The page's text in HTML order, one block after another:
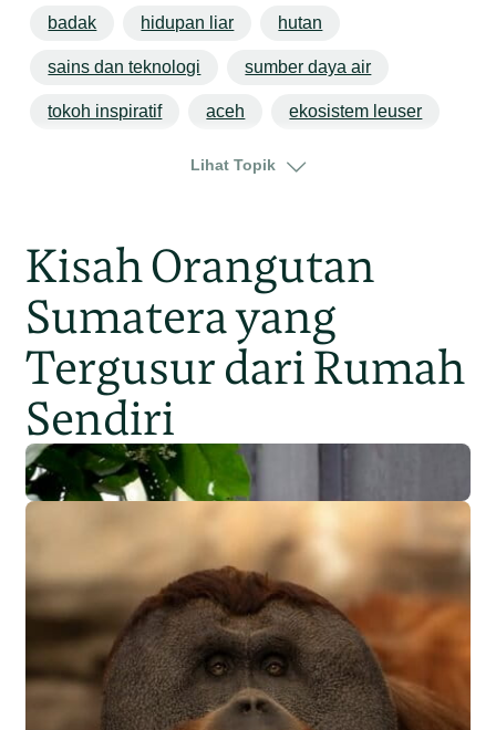
badak hidupan liar hutan
sains dan teknologi sumber daya air
tokoh inspiratif aceh ekosistem leuser
Lihat Topik
Kisah Orangutan
Sumatera yang
Tergusur dari Rumah
Sendiri